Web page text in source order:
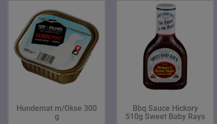
Hundemat m/Okse 300
g
Bbq Sauce Hickory
510g Sweet Baby Rays